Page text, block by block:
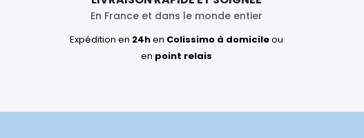
En France et dans le monde entier
Expédition en 24hen Colissimo à domicileou
en point relais